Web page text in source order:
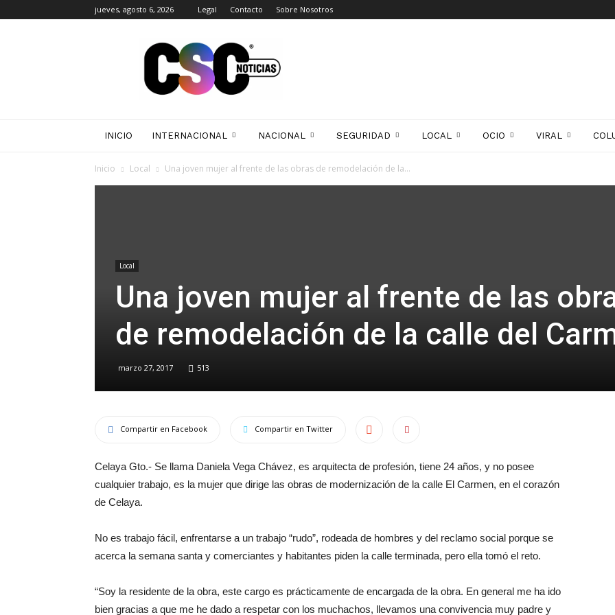
jueves, agosto 6, 2026 Legal Contacto Sobre Nosotros
Noticias
INICIO INTERNACIONAL NACIONAL SEGURIDAD LOCAL OCIO VIRAL
Inicio Local Una joven mujer al frente de las obras de remodelación de la...
Local
Una joven mujer al frente de las
de remodelación de la calle del
marzo 27, 2017 513
Compartir en Facebook Compartir en Twitter
Celaya Gto.- Se llama Daniela Vega Chávez, es arquitecta de profesión, tiene 24 años, y no posee
cualquier trabajo, es la mujer que dirige las obras de modernización de la calle El Carmen, en el corazón
de Celaya.
No es trabajo fácil, enfrentarse a un trabajo “rudo”, rodeada de hombres y del reclamo social porque se
acerca la semana santa y comerciantes y habitantes piden la calle terminada, pero ella tomó el reto.
“Soy la residente de la obra, este cargo es prácticamente de encargada de la obra. En general me ha ido
bien gracias a que me he dado a respetar con los muchachos, llevamos una convivencia muy padre y